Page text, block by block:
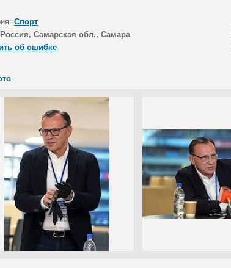
Спорт
Россия, Самарская обл., Самара
об ошибке